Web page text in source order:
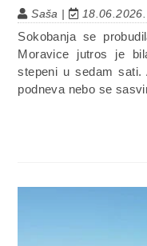
Saša | 18.06.2026.
Sokobanja se
Moravice jutros je
stepeni u sedam
podneva nebo se